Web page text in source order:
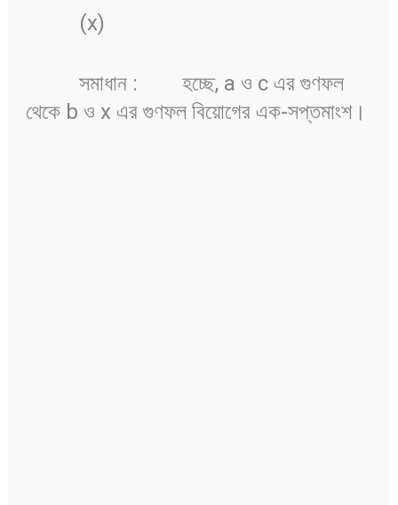
(x)
সমাধান :
হচ্ছে, a ও c এর গুণফল
থেকে b ও x এর গুণফল বিয়োগের এক-সপ্তমাংশ।